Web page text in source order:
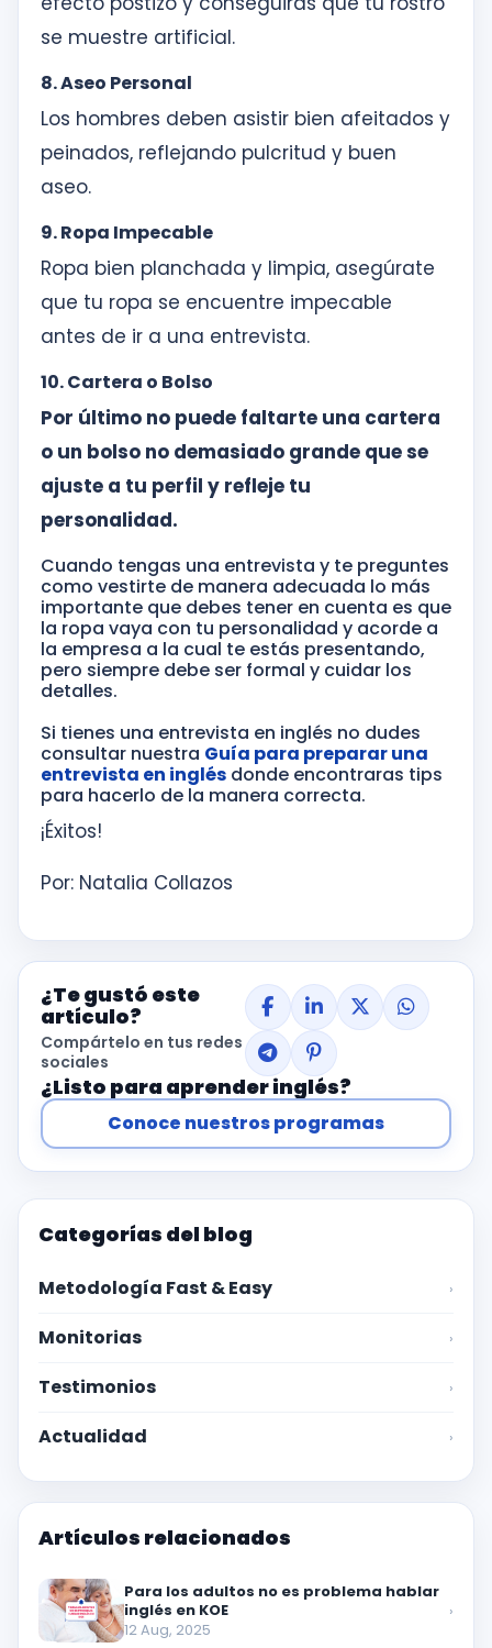
se muestre artificial.
8. Aseo Personal
Los hombres deben asistir bien afeitados y
peinados, reflejando pulcritud y buen
aseo.
9. Ropa Impecable
Ropa bien planchada y limpia, asegúrate
que tu ropa se encuentre impecable
antes de ir a una entrevista.
10. Cartera o Bolso
Por último no puede faltarte una cartera
o un bolso no demasiado grande que se
ajuste a tu perfil y refleje tu
personalidad.
Cuando tengas una entrevista y te preguntes
como vestirte de manera adecuada lo más
importante que debes tener en cuenta es que
la ropa vaya con tu personalidad y acorde a
la empresa a la cual te estás presentando,
pero siempre debe ser formal y cuidar los
detalles.
Si tienes una entrevista en inglés no dudes
consultar nuestra Guía para preparar una
entrevista en inglés donde encontraras tips
para hacerlo de la manera correcta.
¡Éxitos!
Por: Natalia Collazos
¿Te gustó este
artículo?
Compártelo en tus redes
sociales
¿Listo para aprender inglés?
Conoce nuestros programas
Categorías del blog
Metodología Fast & Easy ›
Monitorias ›
Testimonios ›
Actualidad ›
Artículos relacionados
Para los adultos no es problema hablar
inglés en KOE
12 Aug, 2025
›